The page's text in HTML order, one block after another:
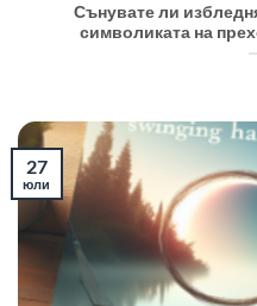
Сънувате ли
символиката на
27
юли